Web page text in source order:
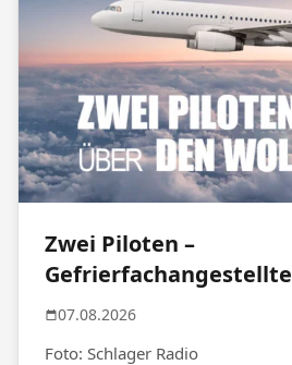
Zwei Piloten –
Gefrierfachangestellte
07.08.2026
Foto: Schlager Radio